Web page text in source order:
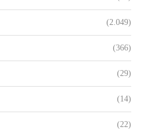
(2.049)
(366)
(29)
(14)
(22)